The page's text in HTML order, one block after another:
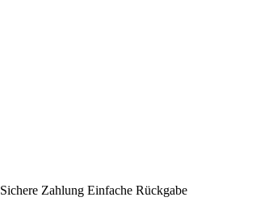
Sichere Zahlung Einfache Rückgabe